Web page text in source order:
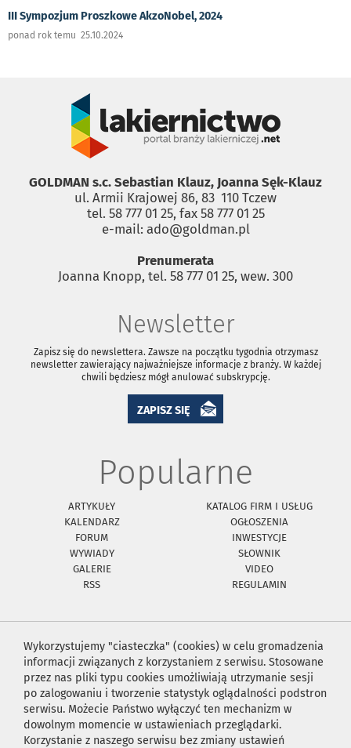
III Sympozjum Proszkowe AkzoNobel, 2024
ponad rok temu 25.10.2024
GOLDMAN s.c. Sebastian Klauz, Joanna Sęk-Klauz
ul. Armii Krajowej 86, 83 ­ 110 Tczew
tel. 58 777 01 25, fax 58 777 01 25
e-mail: ado@goldman.pl
Prenumerata
Joanna Knopp, tel. 58 777 01 25, wew. 300
Newsletter
Zapisz się do newslettera. Zawsze na początku tygodnia otrzymasz
newsletter zawierający najważniejsze informacje z branży. W każdej
chwili będziesz mógł anulować subskrypcję.
ZAPISZ SIĘ
Popularne
ARTYKUŁY
KATALOG FIRM I USŁUG
KALENDARZ
OGŁOSZENIA
FORUM
INWESTYCJE
WYWIADY
SŁOWNIK
GALERIE
VIDEO
RSS
REGULAMIN
Wykorzystujemy "ciasteczka" (cookies) w celu gromadzenia
informacji związanych z korzystaniem z serwisu. Stosowane
przez nas pliki typu cookies umożliwiają utrzymanie sesji
po zalogowaniu i tworzenie statystyk oglądalności podstron
serwisu. Możecie Państwo wyłączyć ten mechanizm w
dowolnym momencie w ustawieniach przeglądarki.
Korzystanie z naszego serwisu bez zmiany ustawień